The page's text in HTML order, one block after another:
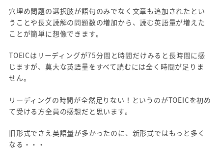
穴埋め問題の選択肢が語句のみでなく文章も追加されたとい
うことや長文読解の問題数の増加から、読む英語量が増えた
ことが簡単に想像できます。
TOEICはリーディングが75分間と時間だけみると長時間に感
じますが、莫大な英語量をすべて読むには全く時間が足りま
せん。
リーディングの時間が全然足りない！というのがTOEICを初め
て受ける方全員の感想だと思います。
旧形式でさえ英語量が多かったのに、新形式ではもっと多く
なる・・・